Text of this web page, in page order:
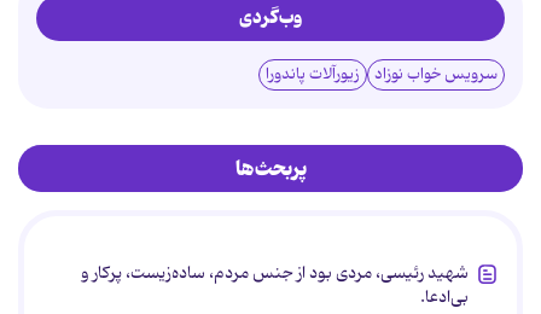
وب‌گردی
سرویس خواب نوزاد زیورآلات پاندورا
پربحث‌ها
شهید رئیسی، مردی بود از جنس مردم، ساده‌زیست، پرکار و
بی‌ادعا.